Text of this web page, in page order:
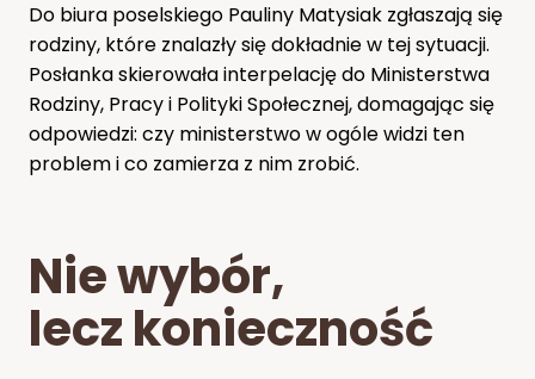
Do biura poselskiego Pauliny Matysiak zgłaszają się
rodziny, które znalazły się dokładnie w tej sytuacji.
Posłanka skierowała interpelację do Ministerstwa
Rodziny, Pracy i Polityki Społecznej, domagając się
odpowiedzi: czy ministerstwo w ogóle widzi ten
problem i co zamierza z nim zrobić.
Nie wybór,
lecz konieczność